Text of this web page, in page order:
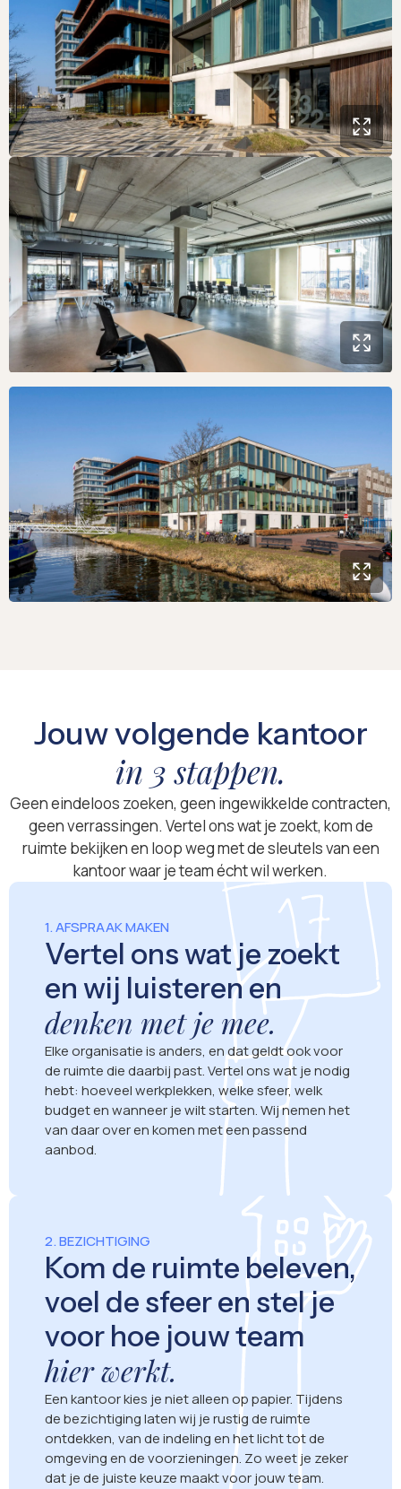
Jouw volgende kantoor
in 3 stappen.
Geen eindeloos zoeken, geen ingewikkelde contracten,
geen verrassingen. Vertel ons wat je zoekt, kom de
ruimte bekijken en loop weg met de sleutels van een
kantoor waar je team écht wil werken.
1. AFSPRAAK MAKEN
Vertel ons wat je zoekt
en wij luisteren en
denken met je mee.
Elke organisatie is anders, en dat geldt ook voor
de ruimte die daarbij past. Vertel ons wat je nodig
hebt: hoeveel werkplekken, welke sfeer, welk
budget en wanneer je wilt starten. Wij nemen het
van daar over en komen met een passend
aanbod.
2. BEZICHTIGING
Kom de ruimte beleven,
voel de sfeer en stel je
voor hoe jouw team
hier werkt.
Een kantoor kies je niet alleen op papier. Tijdens
de bezichtiging laten wij je rustig de ruimte
ontdekken, van de indeling en het licht tot de
omgeving en de voorzieningen. Zo weet je zeker
dat je de juiste keuze maakt voor jouw team.